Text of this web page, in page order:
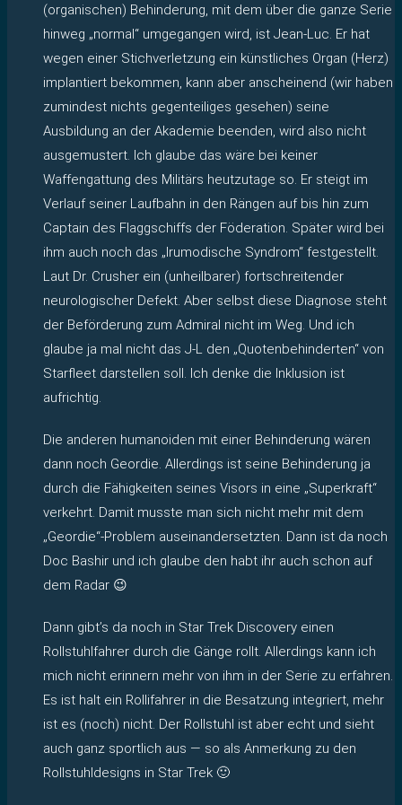
(organischen) Behinderung, mit dem über die ganze Serie
hinweg „normal“ umgegangen wird, ist Jean-Luc. Er hat
wegen einer Stichverletzung ein künstliches Organ (Herz)
implantiert bekommen, kann aber anscheinend (wir haben
zumindest nichts gegenteiliges gesehen) seine
Ausbildung an der Akademie beenden, wird also nicht
ausgemustert. Ich glaube das wäre bei keiner
Waffengattung des Militärs heutzutage so. Er steigt im
Verlauf seiner Laufbahn in den Rängen auf bis hin zum
Captain des Flaggschiffs der Föderation. Später wird bei
ihm auch noch das „Irumodische Syndrom“ festgestellt.
Laut Dr. Crusher ein (unheilbarer) fortschreitender
neurologischer Defekt. Aber selbst diese Diagnose steht
der Beförderung zum Admiral nicht im Weg. Und ich
glaube ja mal nicht das J-L den „Quotenbehinderten“ von
Starfleet darstellen soll. Ich denke die Inklusion ist
aufrichtig.
Die anderen humanoiden mit einer Behinderung wären
dann noch Geordie. Allerdings ist seine Behinderung ja
durch die Fähigkeiten seines Visors in eine „Superkraft“
verkehrt. Damit musste man sich nicht mehr mit dem
„Geordie“-Problem auseinandersetzten. Dann ist da noch
Doc Bashir und ich glaube den habt ihr auch schon auf
dem Radar 😉
Dann gibt’s da noch in Star Trek Discovery einen
Rollstuhlfahrer durch die Gänge rollt. Allerdings kann ich
mich nicht erinnern mehr von ihm in der Serie zu erfahren.
Es ist halt ein Rollifahrer in die Besatzung integriert, mehr
ist es (noch) nicht. Der Rollstuhl ist aber echt und sieht
auch ganz sportlich aus — so als Anmerkung zu den
Rollstuhldesigns in Star Trek 🙂